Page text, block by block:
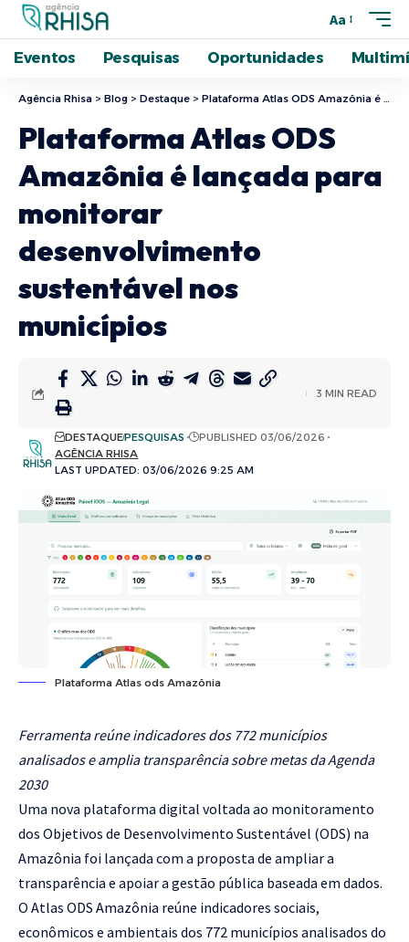
Aa
Eventos Pesquisas Oportunidades
Agência Rhisa > Blog > Destaque > Plataforma Atlas ODS Amazônia é lançada para monitorar desenvolvimento sustentável nos municípios
Plataforma Atlas ODS
Amazônia é lançada para
monitorar
desenvolvimento
sustentável nos
municípios
LAST UPDATED: 03/06/2026 9:25 AM
DESTAQUEPESQUISAS
PUBLISHED 03/06/2026
AGÊNCIA RHISA
3 MIN READ
Plataforma Atlas ods Amazônia
Ferramenta reúne indicadores dos 772 municípios
analisados e amplia transparência sobre metas da Agenda
2030
Uma nova plataforma digital voltada ao monitoramento
dos Objetivos de Desenvolvimento Sustentável (ODS) na
Amazônia foi lançada com a proposta de ampliar a
transparência e apoiar a gestão pública baseada em dados.
O Atlas ODS Amazônia reúne indicadores sociais,
econômicos e ambientais dos 772 municípios analisados do